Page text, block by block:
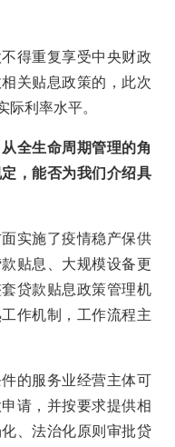
得重复享受中央财政
关贴息政策的，此次
际利率水平。
全生命周期管理的角
，能否为我们介绍具
实施了疫情稳产保供
贴息、大规模设备更
贷款贴息政策管理机
作机制，工作流程主
的服务业经营主体可
请，并按要求提供相
、法治化原则审批贷